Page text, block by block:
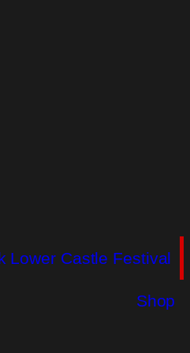
Lower Castle Festival
Shop